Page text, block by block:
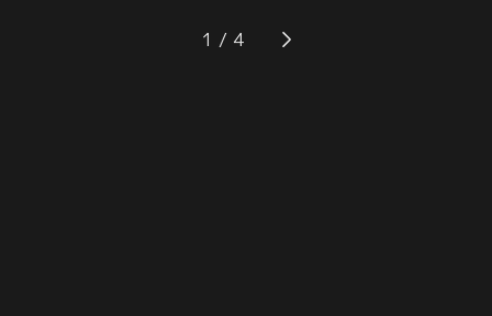
宜怜（ルオ・イーリエン）に焚きつ
けられた羅宜玉（ルオ・イーユー）
が起こる。彼女は運よく羅慎遠（ル
オ・シェンユエン）に助けられる
1